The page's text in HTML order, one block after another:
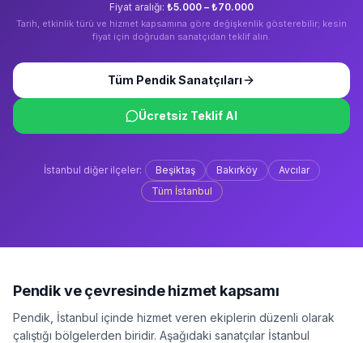
Fiyat aralığı: ₺5.000 – ₺70.000
Tarih, etkinlik türü ve hizmet kapsamına göre değişkenlik gösterebilir; kesin
fiyat için doğrudan sanatçıdan teklif alın.
Tüm PendikSanatçıları
Ücretsiz Teklif Al
İstanbul diğer ilçeler: Beşiktaş Bakırköy
Avcılar
Tüm İstanbul
Pendikve çevresinde hizmet kapsamı
Pendik İstanbul içinde hizmet veren ekiplerin düzenli olarak
çalıştığı bölgelerden biridir. Aşağıdaki sanatçılar İstanbul